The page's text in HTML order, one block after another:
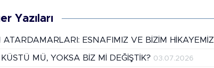
Yazıları
ATARDAMARLARI: ESNAFIMIZ VE BİZİM HİKAYEMİZ
MÜ, YOKSA BİZ Mİ DEĞİŞTİK? 03.07.2026